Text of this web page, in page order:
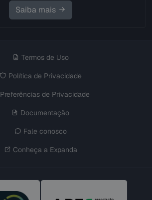
Saiba mais
Termos de Uso
Política de Privacidade
Preferências de Privacidade
Documentação
Fale conosco
Conheça a Expanda